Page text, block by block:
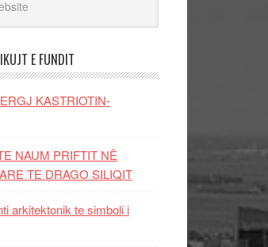
E FUNDIT
KASTRIOTIN-
NAUM PRIFTIT NË
TE DRAGO SILIQIT
arkitektonik te simboli i